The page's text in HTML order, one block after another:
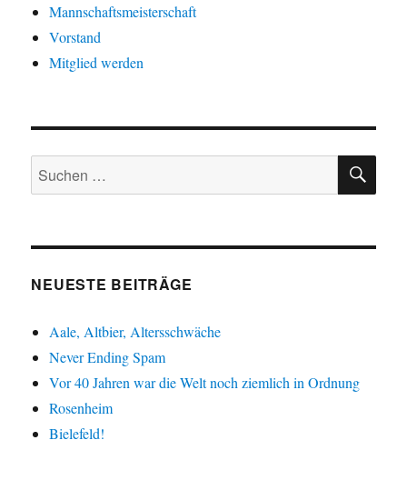
Mannschaftsmeisterschaft
Vorstand
Mitglied werden
Suche
nach:
NEUESTE BEITRÄGE
Aale, Altbier, Altersschwäche
Never Ending Spam
Vor 40 Jahren war die Welt noch ziemlich in Ordnung
Rosenheim
Bielefeld!